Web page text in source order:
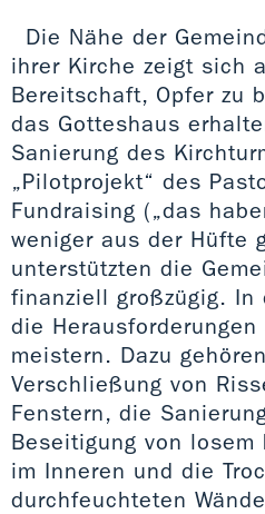
Die Nähe der
ihrer Kirche zeigt sich
Bereitschaft, Opfer zu
das Gotteshaus
Sanierung des
„Pilotprojekt“ des
Fundraising („das
weniger aus der Hüfte
unterstützten die
finanziell großzügig. In
die
meistern. Dazu
Verschließung von
Fenstern, die
Beseitigung von losem
im Inneren und die
durchfeuchteten